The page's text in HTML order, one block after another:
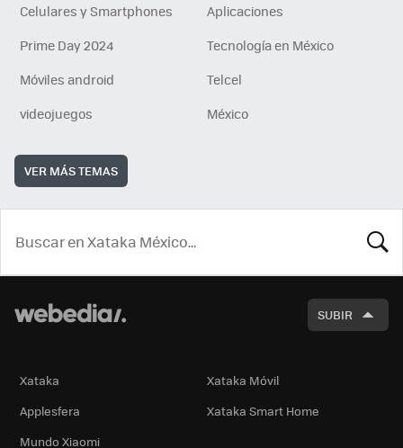
Celulares y Smartphones
Aplicaciones
Prime Day 2024
Tecnología en México
Móviles android
Telcel
videojuegos
México
VER MÁS TEMAS
SUBIR
Xataka
Xataka Móvil
Applesfera
Xataka Smart Home
Mundo Xiaomi